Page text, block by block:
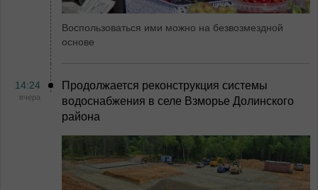
Воспользоваться ими можно на безвозмездной
основе
14:24
вчера
Продолжается реконструкция системы
водоснабжения в селе Взморье Долинского
района